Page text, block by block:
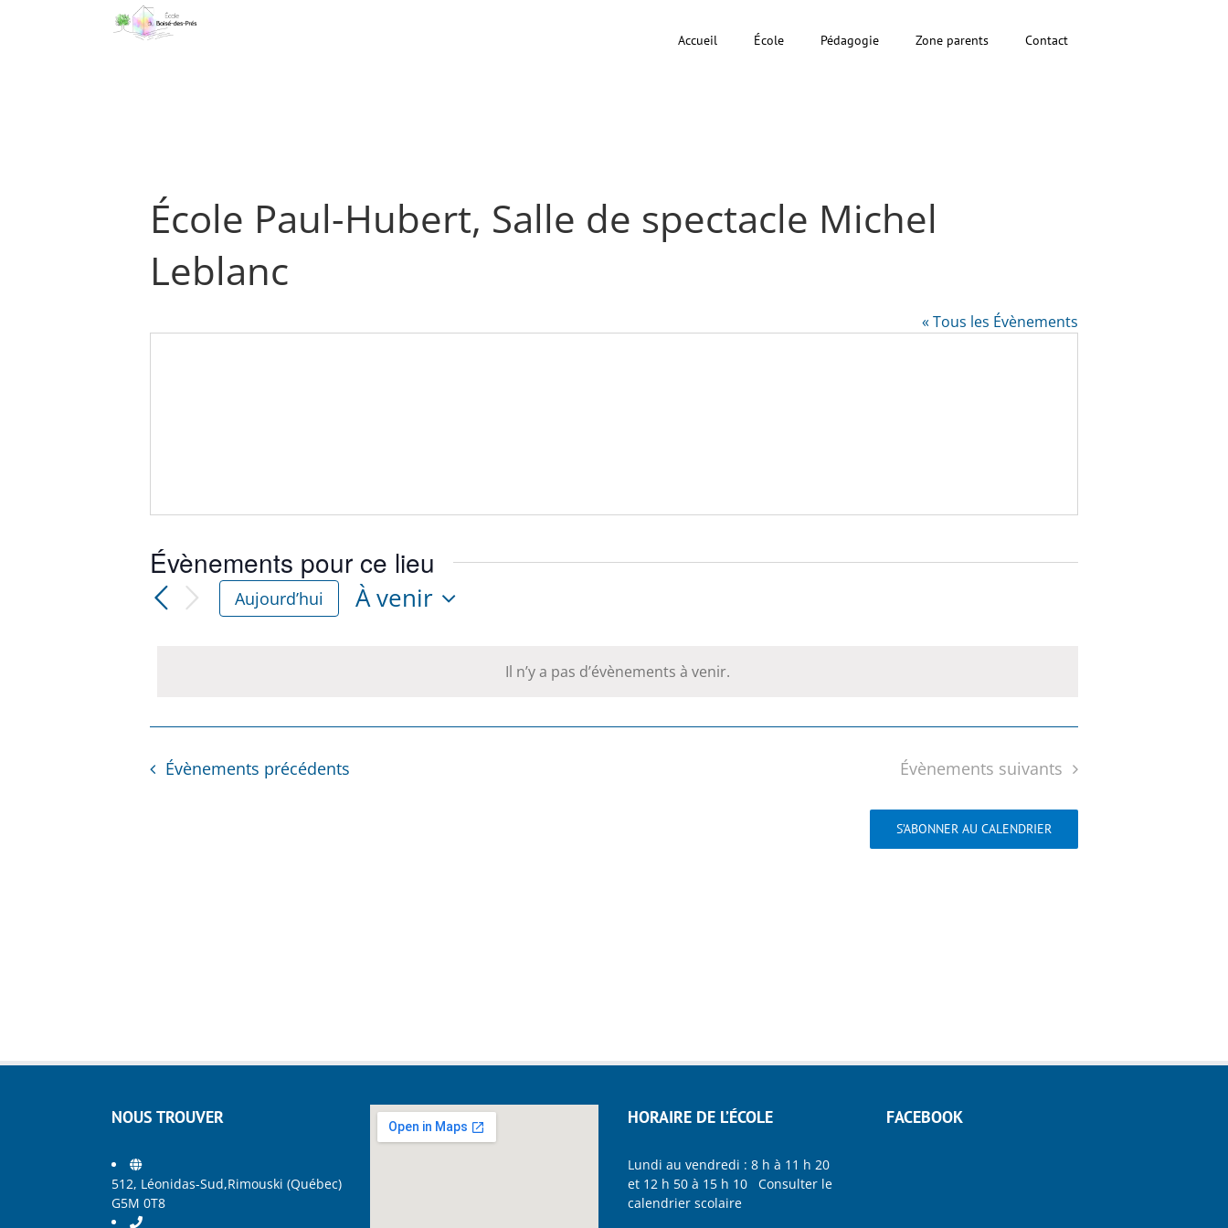
Accueil École Pédagogie Zone parents Contact
École Paul-Hubert, Salle de spectacle Michel
Leblanc
« Tous les Évènements
Évènements pour ce lieu
Notice
Il n’y a pas d’évènements à venir.
Aujourd’hui
À venir
Évènements précédents Évènements suivants
S’ABONNER AU CALENDRIER
NOUS TROUVER
512, Léonidas-Sud,Rimouski (Québec)
G5M 0T8
HORAIRE DE L’ÉCOLE
Lundi au vendredi : 8 h à 11 h 20
et 12 h 50 à 15 h 10 Consulter le
calendrier scolaire
FACEBOOK